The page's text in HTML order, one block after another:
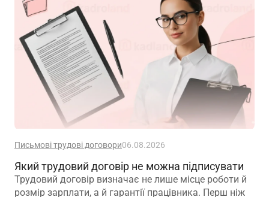
Письмові трудові договори06.08.2026
Який трудовий договір не можна підписувати
Трудовий договір визначає не лише місце роботи й
розмір зарплати, а й гарантії працівника. Перш ніж